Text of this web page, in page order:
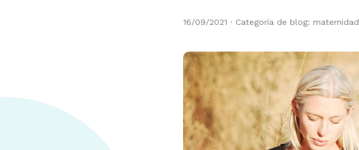
16/09/2021 · Categoría de blog: maternidad